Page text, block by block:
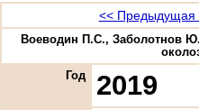
<< Предыдущая
Воеводин П.С., Заболотнов
Год
2019